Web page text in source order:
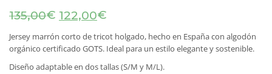
135,00€ El
precio
original
era:
135,00€.
122,00€
actual
es:
122,00€.
Jersey marrón corto de tricot holgado, hecho en España con algodón
orgánico certificado GOTS. Ideal para un estilo elegante y sostenible.
Diseño adaptable en dos tallas (S/M y M/L).